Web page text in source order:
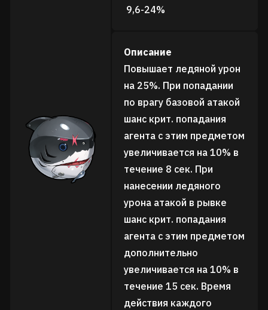
9,6-24%
Описание
Повышает ледяной урон
на 25%. При попадании
по врагу базовой атакой
шанс крит. попадания
агента с этим предметом
увеличивается на 10% в
течение 8 сек. При
нанесении ледяного
урона атакой в рывке
шанс крит. попадания
агента с этим предметом
дополнительно
увеличивается на 10% в
течение 15 сек. Время
действия каждого